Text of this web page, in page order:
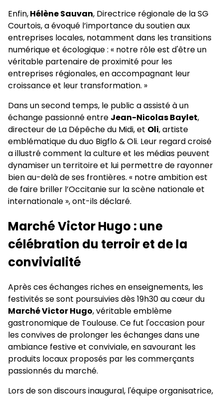
Enfin,Hélène Sauvan, Directrice régionale de la SG
Courtois, a évoqué l’importance du soutien aux
entreprises locales, notamment dans les transitions
numérique et écologique : « notre rôle est d'être un
véritable partenaire de proximité pour les
entreprises régionales, en accompagnant leur
croissance et leur transformation. »
Dans un second temps, le public a assisté à un
échange passionné entre Jean-Nicolas Baylet,
directeur de La Dépêche du Midi, et Oli, artiste
emblématique du duo Bigflo & Oli. Leur regard croisé
a illustré comment la culture et les médias peuvent
dynamiser un territoire et lui permettre de rayonner
bien au-delà de ses frontières. « notre ambition est
de faire briller l’Occitanie sur la scène nationale et
internationale », ont-ils déclaré.
Marché Victor Hugo : une
célébration du terroir et de la
convivialité
Après ces échanges riches en enseignements, les
festivités se sont poursuivies dès 19h30 au cœur du
Marché Victor Hugo, véritable emblème
gastronomique de Toulouse. Ce fut l'occasion pour
les convives de prolonger les échanges dans une
ambiance festive et conviviale, en savourant les
produits locaux proposés par les commerçants
passionnés du marché.
Lors de son discours inaugural, l'équipe organisatrice,